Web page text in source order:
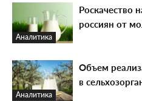
Аналитика
Роскачество
россиян от
Аналитика
Объем
в